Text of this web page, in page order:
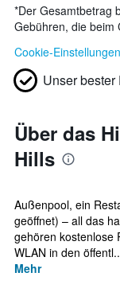
*Der Gesamtbetrag
Gebühren, die beim
Cookie-Einstellungen
Unser bester
Über das
Hills
Außenpool, ein
geöffnet) – all das
gehören kostenlose
WLAN in den
Mehr